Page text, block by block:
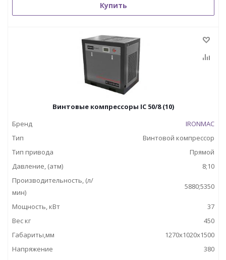
Купить
Винтовые компрессоры IC 50/8 (10)
Бренд
IRONMAC
Тип
Винтовой компрессор
Тип привода
Прямой
Давление, (атм)
8;10
Производительность, (л/
мин)
5880;5350
Мощность, кВт
37
Вес кг
450
Габариты,мм
1270x1020x1500
Напряжение
380